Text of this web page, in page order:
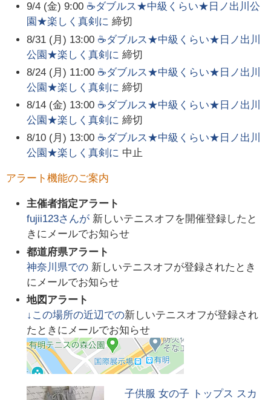
9/4 (金) 9:00 ☕ダブルス★中級くらい★日ノ出川公
園★楽しく真剣に 締切
8/31 (月) 13:00 ☕ダブルス★中級くらい★日ノ出川
公園★楽しく真剣に 締切
8/24 (月) 11:00 ☕ダブルス★中級くらい★日ノ出川
公園★楽しく真剣に 締切
8/14 (金) 13:00 ☕ダブルス★中級くらい★日ノ出川
公園★楽しく真剣に 締切
8/10 (月) 13:00 ☕ダブルス★中級くらい★日ノ出川
公園★楽しく真剣に 中止
アラート機能のご案内
主催者指定アラート
fujii123さんが 新しいテニスオフを開催登録したと
きにメールでお知らせ
都道府県アラート
神奈川県での 新しいテニスオフが登録されたとき
にメールでお知らせ
地図アラート
↓この場所の近辺での新しいテニスオフが登録され
たときにメールでお知らせ
子供服 女の子 トップス スカ